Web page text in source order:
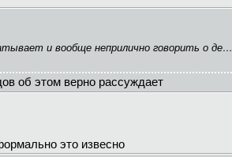
и вообще неприлично говорить о де…
об этом верно рассуждает
это извесно